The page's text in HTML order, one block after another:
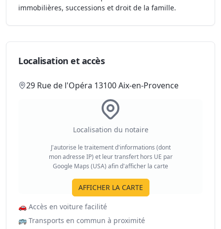
immobilières, successions et droit de la famille.
Localisation et accès
29 Rue de l'Opéra 13100 Aix-en-Provence
Localisation du notaire
J'autorise le traitement d'informations (dont
mon adresse IP) et leur transfert hors UE par
Google Maps (USA) afin d'afficher la carte
AFFICHER LA CARTE
🚗 Accès en voiture facilité
🚌 Transports en commun à proximité